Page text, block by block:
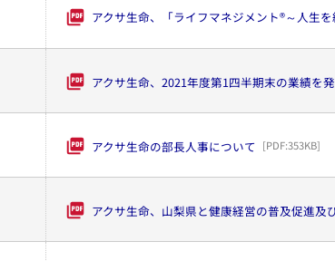
アクサ生命、「ライフマネジメント®～人生
アクサ生命、2021年度第1四半期末の業績を
アクサ生命の部長人事について [PDF:353KB]
アクサ生命、山梨県と健康経営の普及促進及